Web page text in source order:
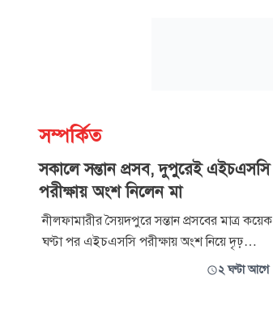
সম্পর্কিত
সকালে সন্তান প্রসব, দুপুরেই এইচএসসি
পরীক্ষায় অংশ নিলেন মা
নীলফামারীর সৈয়দপুরে সন্তান প্রসবের মাত্র কয়েক
ঘণ্টা পর এইচএসসি পরীক্ষায় অংশ নিয়ে দৃঢ়
মনোবলের এক অনন্য দৃষ্টান্ত স্থাপন করেছেন এক
২ ঘণ্টা আগে